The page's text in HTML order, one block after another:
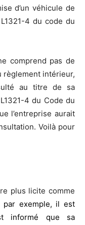
d’un véhicule de
4 du code du
comprend pas de
règlement intérieur,
au titre de sa
4 du Code du
l’entreprise aurait
Voilà pour
plus licite comme
par exemple, il est
informé que sa